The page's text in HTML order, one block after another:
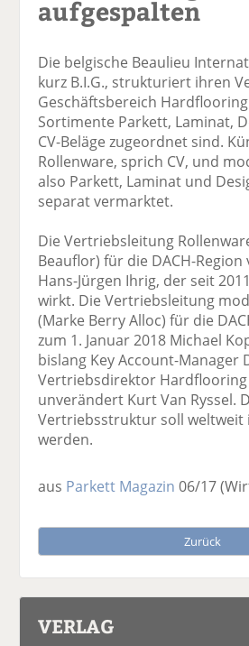
aufgespalten
Die belgische Beaulieu
kurz B.I.G., strukturiert ihren
Geschäftsbereich
Sortimente Parkett, Laminat,
CV-Beläge zugeordnet sind.
Rollenware, sprich CV, und
also Parkett, Laminat und
separat vermarktet.
Die Vertriebsleitung
Beauflor) für die DACH-
Hans-Jürgen Ihrig, der seit
wirkt. Die Vertriebsleitung
(Marke Berry Alloc) für die
zum 1. Januar 2018 Michael
bislang Key Account-Manager
Vertriebsdirektor
unverändert Kurt Van Ryssel.
Vertriebsstruktur soll
werden.
aus Parkett Magazin 06/17
Zurück
VERLAG